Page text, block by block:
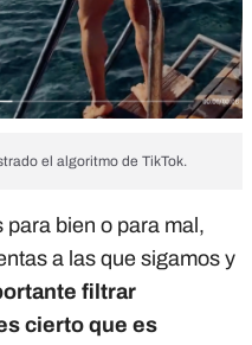
el algoritmo de TikTok.
bien o para mal,
a las que sigamos y
filtrar
cierto que es